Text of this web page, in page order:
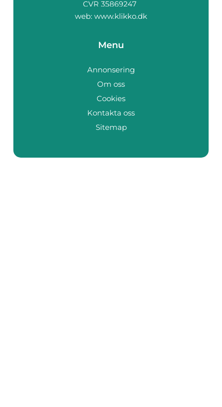
web: www.klikko.dk
Menu
Annonsering
Om oss
Cookies
Kontakta oss
Sitemap